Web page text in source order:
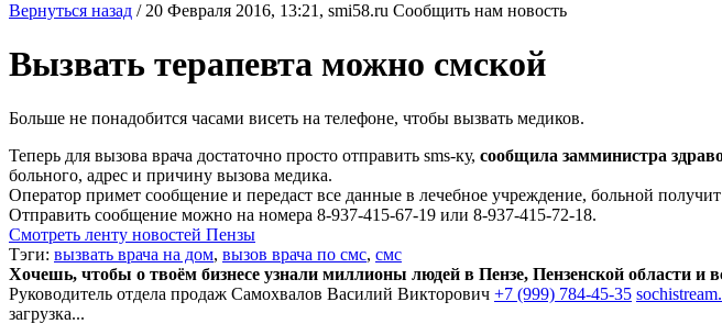
Вернуться назад / 20 Февраля 2016, 13:21, smi58.ru Сообщить нам новость
Вызвать терапевта можно смской
Больше не понадобится часами висеть на телефоне, чтобы вызвать медиков.
Теперь для вызова врача достаточно просто отправить sms-ку, сообщила замминистра
больного, адрес и причину вызова медика.
Оператор примет сообщение и передаст все данные в лечебное учреждение, больной
Отправить сообщение можно на номера 8-937-415-67-19 или 8-937-415-72-18.
Смотреть ленту новостей Пензы
Тэги: вызвать врача на дом, вызов врача по смс, смс
Хочешь, чтобы о твоём бизнесе узнали миллионы людей в Пензе, Пензенской области и
Руководитель отдела продаж Самохвалов Василий Викторович +7 (999) 784-45-35
загрузка...